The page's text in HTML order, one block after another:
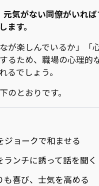
元気がない同僚がいれ
ます。
が楽しんでいるか」「
るため、職場の心理的
るでしょう。
のとおりです。
ジョークで和ませる
ンチに誘って話を聞く
も喜び、士気を高める